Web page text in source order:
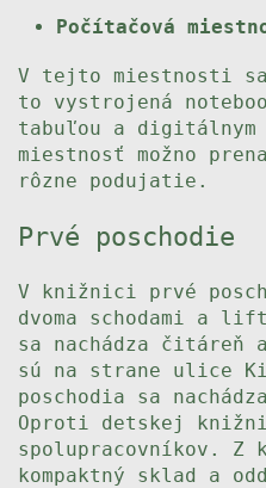
Počítačová
V tejto miestnosti
to vystrojená
tabuľou a digitálnym
miestnosť možno
rôzne podujatie.
Prvé poschodie
V knižnici prvé
dvoma schodami a
sa nachádza čitáreň
sú na strane ulice
poschodia sa
Oproti detskej
spolupracovníkov. Z
kompaktný sklad a